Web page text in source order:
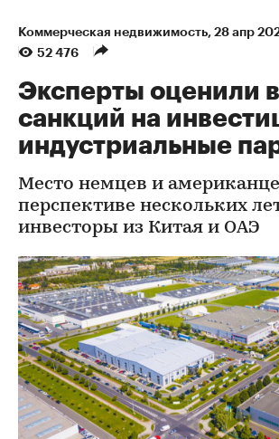
Коммерческая недвижимость 28 апр
52 476
Эксперты оценили
санкций на
индустриальные
Место немцев и
перспективе нескольких
инвесторы из Китая и ОАЭ